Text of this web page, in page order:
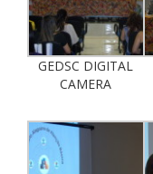
GEDSC DIGITAL
CAMERA